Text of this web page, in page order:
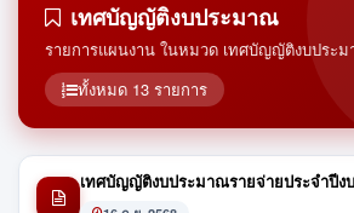
เทศบัญญัติงบประมาณ
รายการแผนงาน ในหมวด เทศบัญญัติงบประ
ทั้งหมด 13 รายการ
เทศบัญญัติงบประมาณรายจ่ายประจำปี